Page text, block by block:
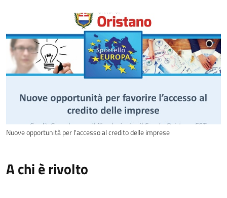
Nuove opportunità per l'accesso al credito delle imprese
A chi è rivolto